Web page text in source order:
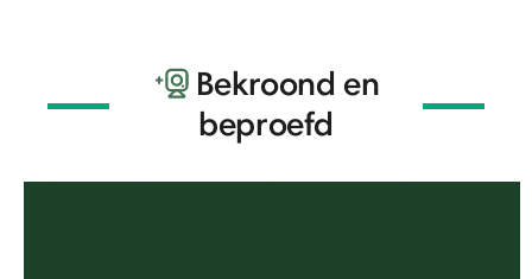
Bekroond en
beproefd